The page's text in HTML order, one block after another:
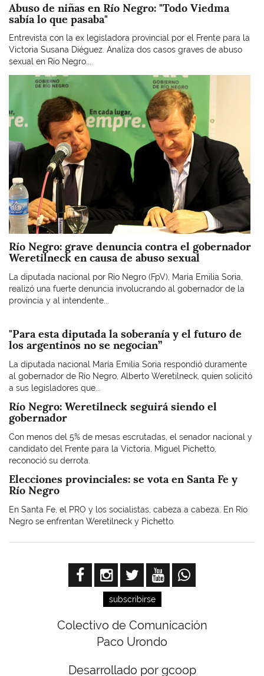
Abuso de niñas en Río Negro: "Todo Viedma
sabía lo que pasaba"
Entrevista con la ex legisladora provincial por el Frente para la
Victoria Susana Diéguez. Analiza dos casos graves de abuso
sexual en Río Negro....
Imagen
Río Negro: grave denuncia contra el gobernador
Weretilneck en causa de abuso sexual
La diputada nacional por Río Negro (FpV), María Emilia Soria,
realizó una fuerte denuncia involucrando al gobernador de la
provincia y al intendente...
"Para esta diputada la soberanía y el futuro de
los argentinos no se negocian”
La diputada nacional María Emilia Soria respondió duramente
al gobernador de Río Negro, Alberto Weretilneck, quien solicitó
a sus legisladores que...
Río Negro: Weretilneck seguirá siendo el
gobernador
Con menos del 5% de mesas escrutadas, el senador nacional y
candidato del Frente para la Victoria, Miguel Pichetto,
reconoció su derrota.
Elecciones provinciales: se vota en Santa Fe y
Río Negro
En Santa Fe, el PRO y los socialistas, cabeza a cabeza. En Río
Negro se enfrentan Weretilneck y Pichetto.
subscribirse
Colectivo de Comunicación
Paco Urondo
Desarrollado por gcoop